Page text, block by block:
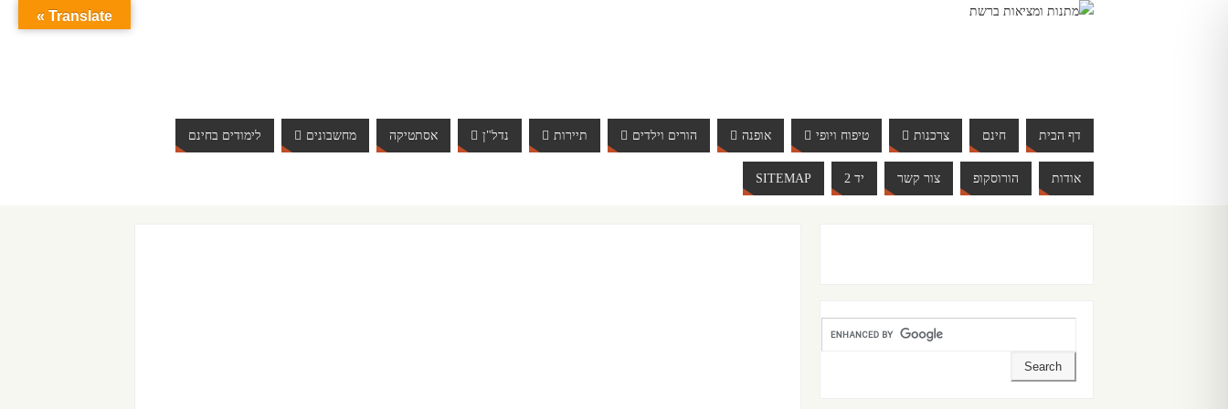
דף הבית חינם צרכנות טיפוח ויופי אופנה הורים וילדים תיירות נדל"ן אסתטיקה מחשבונים לימודים בחינם
אודות הורוסקופ צור קשר יד 2 SITEMAP
Translate »